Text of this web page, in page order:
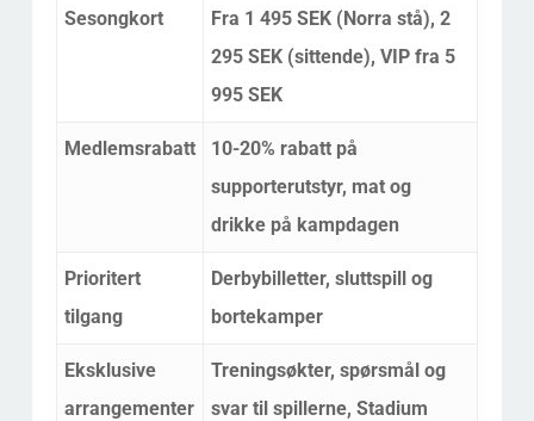
Sesongkort
Fra 1 495 SEK (Norra stå), 2
295 SEK (sittende), VIP fra 5
995 SEK
Medlemsrabatt
10-20% rabatt på
supporterutstyr, mat og
drikke på kampdagen
Prioritert
tilgang
Derbybilletter, sluttspill og
bortekamper
Eksklusive
arrangementer
Treningsøkter, spørsmål og
svar til spillerne, Stadium